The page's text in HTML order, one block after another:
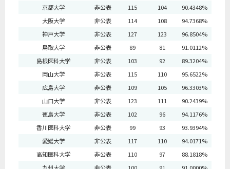
京都大学
非公表 115 104
90.4348%
大阪大学
非公表 114 108
94.7368%
神戸大学
非公表 127 123
96.8504%
鳥取大学
非公表 89 81
91.0112%
島根医科大学
非公表 103 92
89.3204%
岡山大学
非公表 115 110
95.6522%
広島大学
非公表 109 105
96.3303%
山口大学
非公表 123 111
90.2439%
徳島大学
非公表 102 96
94.1176%
香川医科大学
非公表 99 93
93.9394%
愛媛大学
非公表 117 110
94.0171%
高知医科大学
非公表 110 97
88.1818%